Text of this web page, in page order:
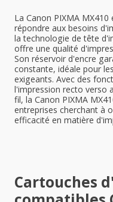
La Canon PIXMA
répondre aux besoins
la technologie de tête
offre une qualité
Son réservoir d'encre
constante, idéale pour
exigeants. Avec des
l'impression recto verso
fil, la Canon PIXMA
entreprises cherchant à
efficacité en matière
Cartouches